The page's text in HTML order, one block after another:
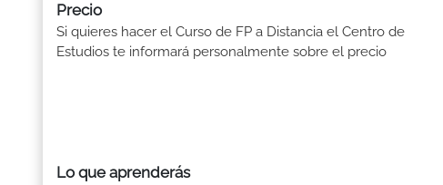
Precio
Si quieres hacer el Curso de FP a Distancia el Centro de
Estudios te informará personalmente sobre el precio
Lo que aprenderás